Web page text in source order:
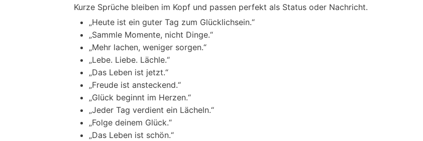
Kurze Sprüche bleiben im Kopf und passen perfekt als Status oder Nachricht.
„Heute ist ein guter Tag zum Glücklichsein.“
„Sammle Momente, nicht Dinge.“
„Mehr lachen, weniger sorgen.“
„Lebe. Liebe. Lächle.“
„Das Leben ist jetzt.“
„Freude ist ansteckend.“
„Glück beginnt im Herzen.“
„Jeder Tag verdient ein Lächeln.“
„Folge deinem Glück.“
„Das Leben ist schön.“